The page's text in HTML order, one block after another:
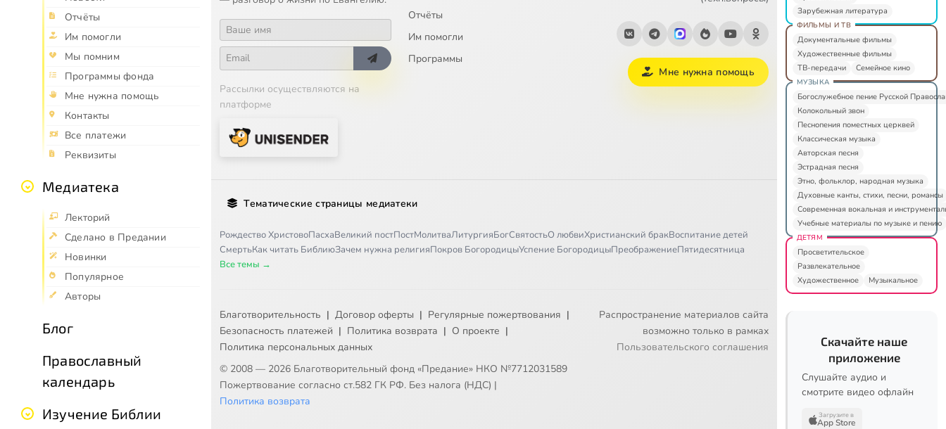
Отчёты
Им помогли
Мы помним
Программы фонда
Мне нужна помощь
Контакты
Все платежи
Реквизиты
Медиатека
Лекторий
Сделано в Предании
Новинки
Популярное
Авторы
Блог
Православный
календарь
Изучение Библии
Рассылки осуществляются на
платформе
Отчёты
Им помогли
Программы
Мне нужна помощь
Тематические страницы медиатеки
Рождество ХристовоПасхаВеликий постПостМолитваЛитургияБогСвятостьО любвиХристианский бракВоспитание детей
СмертьКак читать БиблиюЗачем нужна религияПокров БогородицыУспение БогородицыПреображениеПятидесятница
Все темы →
Благотворительность | Договор оферты | Регулярные пожертвования |
Безопасность платежей | Политика возврата | О проекте |
Политика персональных данных
© 2008 — 2026 Благотворительный фонд «Предание» НКО №7712031589
Пожертвование согласно ст.582 ГК РФ. Без налога (НДС) |
Политика возврата
Распространение материалов сайта
возможно только в рамках
Пользовательского соглашения
Зарубежная литература
ФИЛЬМЫ И ТВ
Документальные фильмы
Художественные фильмы
ТВ-передачи
Семейное кино
МУЗЫКА
Богослужебное пение Русской
Колокольный звон
Песнопения поместных церквей
Классическая музыка
Авторская песня
Эстрадная песня
Этно, фольклор, народная музыка
Духовные канты, стихи, песни, романсы
Современная вокальная и
Учебные материалы по музыке и пению
ДЕТЯМ
Просветительское
Развлекательное
Художественное
Музыкальное
Скачайте наше
приложение
Слушайте аудио и
смотрите видео офлайн
Загрузите в
App Store